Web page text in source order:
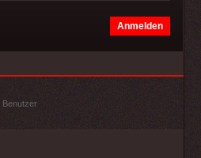
Benutzer